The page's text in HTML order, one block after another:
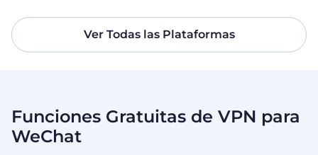
Ver Todas las Plataformas
Funciones Gratuitas de VPN para
WeChat